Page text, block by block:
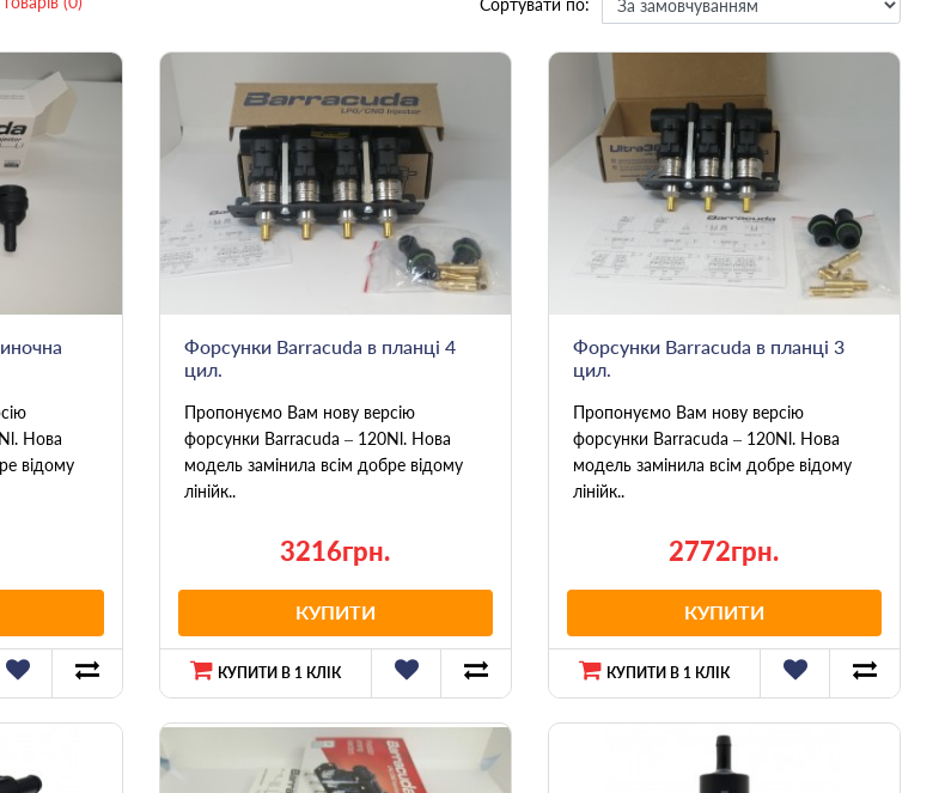
Сортувати по:
Нова
відому
Форсунки Barracuda в планці 4
цил.
Пропонуємо Вам нову версію
форсунки Barracuda – 120Nl. Нова
модель замінила всім добре відому
лінійк..
3216грн.
КУПИТИ
КУПИТИ В 1 КЛІК
Форсунки Barracuda в планці 3
цил.
Пропонуємо Вам нову версію
форсунки Barracuda – 120Nl. Нова
модель замінила всім добре відому
лінійк..
2772грн.
КУПИТИ
КУПИТИ В 1 КЛІК